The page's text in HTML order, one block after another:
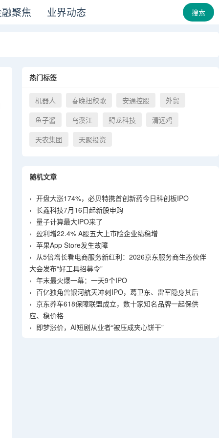
聚焦 业界动态 搜索
热门标签
机器人 春晚扭秧歌 安通控股
外贸
鱼子酱
乌溪江 鲟龙科技
清远鸡
天农集团
天聚投资
随机文章
› 开盘大涨174%，必贝特携首创新药今日科创板IPO
› 长鑫科技7月16日起新股申购
› 量子计算最大IPO来了
› 盈利增22.4% A股五大上市险企业绩稳增
› 苹果App Store发生故障
› 从5倍增长看电商服务新红利：2026京东服务商生态伙伴
大会发布“好工具招募令”
› 年末最火爆一幕：一天9个IPO
› 百亿独角兽银河航天冲刺IPO，葛卫东、雷军隐身其后
› 京东养车618保障联盟成立，数十家知名品牌一起保供
应、稳价格
› 即梦涨价，AI短剧从业者“被压成夹心饼干”